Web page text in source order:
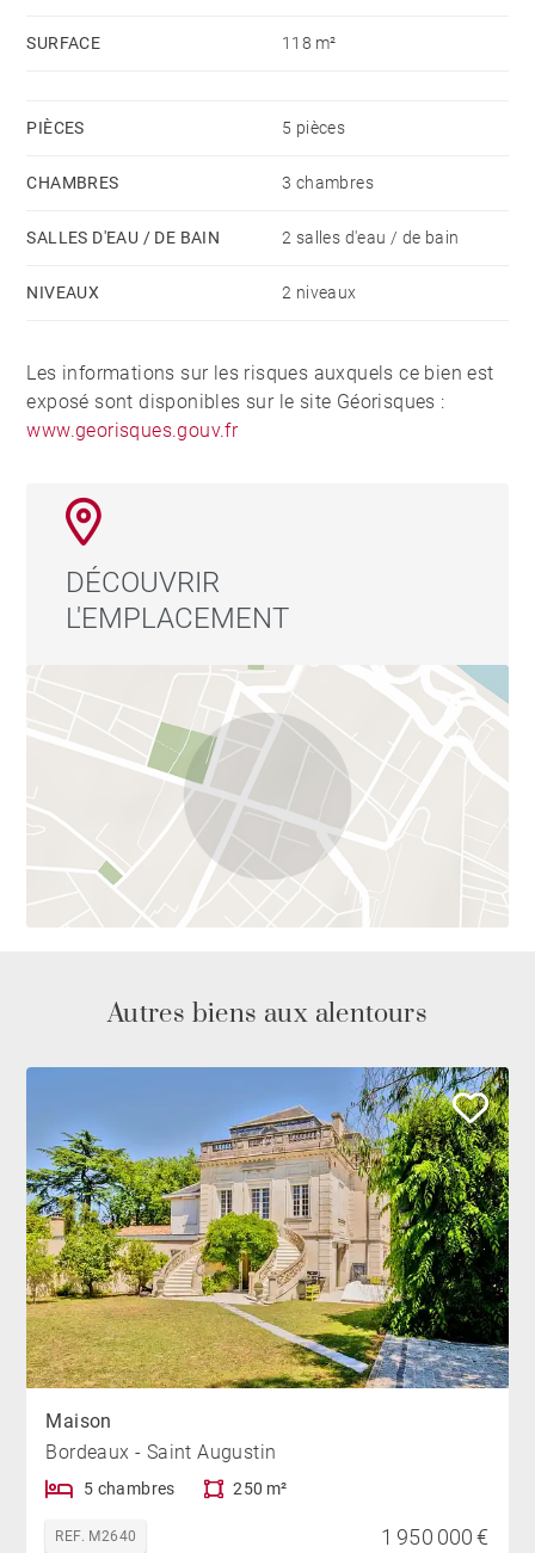
SURFACE 118 m²
PIÈCES 5 pièces
CHAMBRES 3 chambres
SALLES D'EAU / DE BAIN 2 salles d'eau / de bain
NIVEAUX 2 niveaux
Les informations sur les risques auxquels ce bien est
exposé sont disponibles sur le site Géorisques :
www.georisques.gouv.fr
DÉCOUVRIR
L'EMPLACEMENT
Autres biens aux alentours
Maison
Bordeaux - Saint Augustin
5 chambres 250 m²
REF. M2640 1 950 000 €